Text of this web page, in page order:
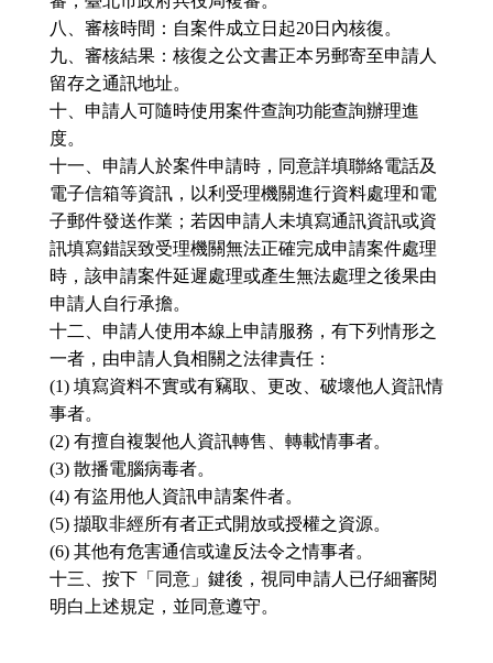
八、審核時間：自案件成立日起20日內核復。
九、審核結果：核復之公文書正本另郵寄至申請人
留存之通訊地址。
十、申請人可隨時使用案件查詢功能查詢辦理進
度。
十一、申請人於案件申請時，同意詳填聯絡電話及
電子信箱等資訊，以利受理機關進行資料處理和電
子郵件發送作業；若因申請人未填寫通訊資訊或資
訊填寫錯誤致受理機關無法正確完成申請案件處理
時，該申請案件延遲處理或產生無法處理之後果由
申請人自行承擔。
十二、申請人使用本線上申請服務，有下列情形之
一者，由申請人負相關之法律責任：
(1) 填寫資料不實或有竊取、更改、破壞他人資訊情
事者。
(2) 有擅自複製他人資訊轉售、轉載情事者。
(3) 散播電腦病毒者。
(4) 有盜用他人資訊申請案件者。
(5) 擷取非經所有者正式開放或授權之資源。
(6) 其他有危害通信或違反法令之情事者。
十三、按下「同意」鍵後，視同申請人已仔細審閱
明白上述規定，並同意遵守。